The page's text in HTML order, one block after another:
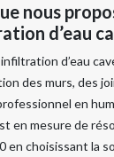
nous
d’eau
d’eau
des murs, des
en
en mesure de
en choisissant la